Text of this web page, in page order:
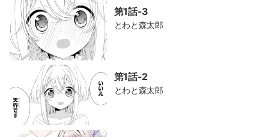
第1話-3
とわと森太郎
第1話-2
とわと森太郎